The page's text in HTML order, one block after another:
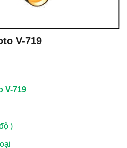
V-719
V-719
)